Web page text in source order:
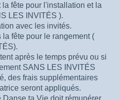
fête pour l'installation et la
LES INVITÉS ).
avec les invités.
la fête pour le rangement (
après le temps prévu ou si
SANS LES INVITÉS
des frais supplémentaires
seront appliqués.
Danse ta Vie doit rémunérer